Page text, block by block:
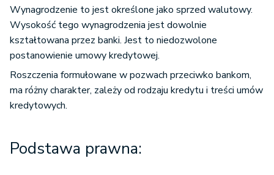
Wynagrodzenie to jest określone jako sprzed walutowy.
Wysokość tego wynagrodzenia jest dowolnie
kształtowana przez banki. Jest to niedozwolone
postanowienie umowy kredytowej.
Roszczenia formułowane w pozwach przeciwko bankom,
ma różny charakter, zależy od rodzaju kredytu i treści umów
kredytowych.
Podstawa prawna: